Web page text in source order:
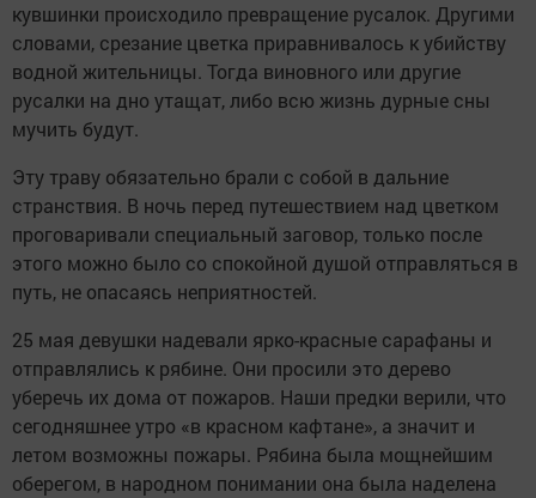
кувшинки происходило превращение русалок. Другими
словами, срезание цветка приравнивалось к убийству
водной жительницы. Тогда виновного или другие
русалки на дно утащат, либо всю жизнь дурные сны
мучить будут.
Эту траву обязательно брали с собой в дальние
странствия. В ночь перед путешествием над цветком
проговаривали специальный заговор, только после
этого можно было со спокойной душой отправляться в
путь, не опасаясь неприятностей.
25 мая девушки надевали ярко-красные сарафаны и
отправлялись к рябине. Они просили это дерево
уберечь их дома от пожаров. Наши предки верили, что
сегодняшнее утро «в красном кафтане», а значит и
летом возможны пожары. Рябина была мощнейшим
оберегом, в народном понимании она была наделена